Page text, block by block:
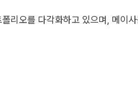
리오를 다각화하고 있으며, 메이